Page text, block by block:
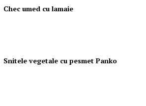
Chec umed cu lamaie
Snitele vegetale cu pesmet Panko